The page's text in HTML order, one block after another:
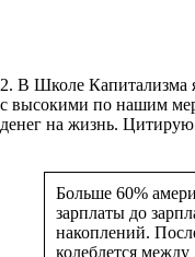
2. В Школе Капитализма
с высокими по нашим
денег на жизнь. Цитирую
Больше 60%
зарплаты до
накоплений.
колеблется